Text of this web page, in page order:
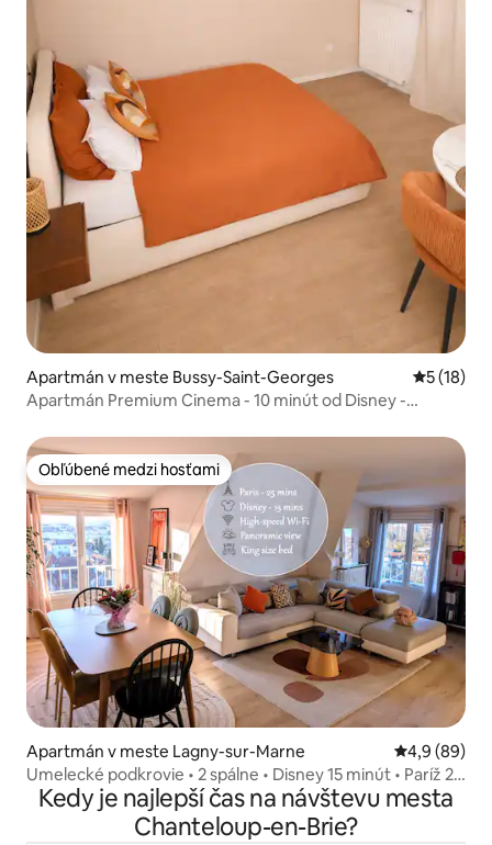
Apartmán v meste Bussy-Saint-Georges
5 (18)
Apartmán Premium Cinema - 10 minút od Disney -
Obľúbené medzi hosťami
Obľúbené medzi hosťami
Apartmán v meste Lagny-sur-Marne Priemerné
4,9 (89)
Umelecké podkrovie • 2 spálne • Disney 15 minút • Paríž 25
minút
Kedy je najlepší čas na návštevu mesta
Chanteloup-en-Brie?